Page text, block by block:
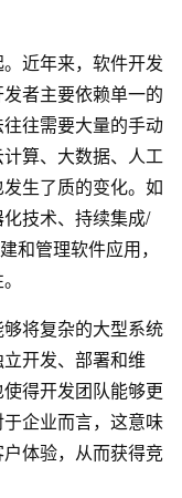
近年来，软件开发
者主要依赖单一的
往需要大量的手动
算、大数据、人工
生了质的变化。如
技术、持续集成/
和管理软件应用，
将复杂的大型系统
开发、部署和维
得开发团队能够更
企业而言，这意味
体验，从而获得竞